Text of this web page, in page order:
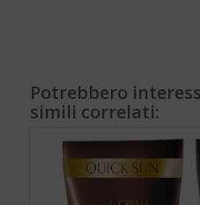
Potrebbero
simili correlati: